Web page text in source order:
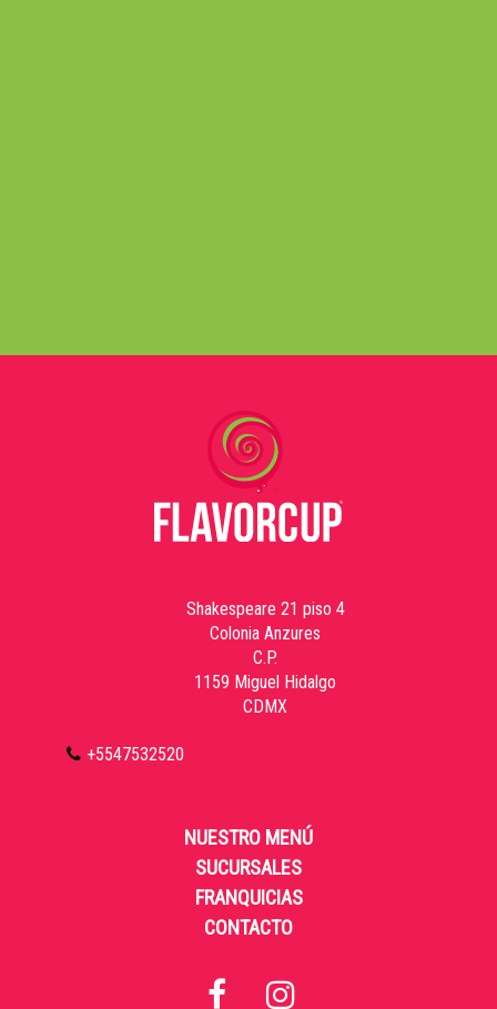
Shakespeare 21 piso 4
Colonia Anzures
C.P.
1159 Miguel Hidalgo
CDMX
+5547532520
NUESTRO MENÚ
SUCURSALES
FRANQUICIAS
CONTACTO